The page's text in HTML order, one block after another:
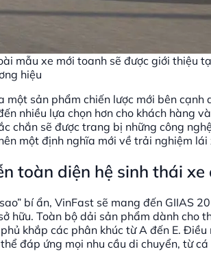
mẫu xe mới toanh sẽ được giới thiệu
hiệu
một sản phẩm chiến lược mới bên
nhiều lựa chọn hơn cho khách hàng
chắn sẽ được trang bị những công
một định nghĩa mới về trải nghiệm
toàn diện hệ sinh thái
bí ẩn, VinFast sẽ mang đến GIIAS
hữu. Toàn bộ dải sản phẩm dành cho
khắp các phân khúc từ A đến E.
đáp ứng mọi nhu cầu di chuyển, từ